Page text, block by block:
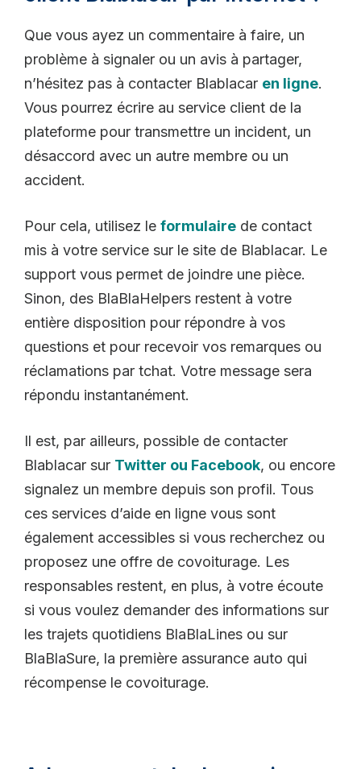
Que vous ayez un commentaire à faire, un
problème à signaler ou un avis à partager,
n’hésitez pas à contacter Blablacar en ligne.
Vous pourrez écrire au service client de la
plateforme pour transmettre un incident, un
désaccord avec un autre membre ou un
accident.
Pour cela, utilisez le formulaire de contact
mis à votre service sur le site de Blablacar. Le
support vous permet de joindre une pièce.
Sinon, des BlaBlaHelpers restent à votre
entière disposition pour répondre à vos
questions et pour recevoir vos remarques ou
réclamations par tchat. Votre message sera
répondu instantanément.
Il est, par ailleurs, possible de contacter
Blablacar sur Twitter ou Facebook, ou encore
signalez un membre depuis son profil. Tous
ces services d’aide en ligne vous sont
également accessibles si vous recherchez ou
proposez une offre de covoiturage. Les
responsables restent, en plus, à votre écoute
si vous voulez demander des informations sur
les trajets quotidiens BlaBlaLines ou sur
BlaBlaSure, la première assurance auto qui
récompense le covoiturage.